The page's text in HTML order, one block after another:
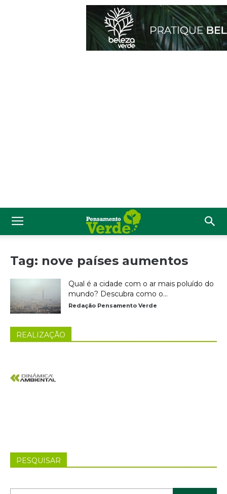
Tag: nove países aumentos
Qual é a cidade com o ar mais poluído do
mundo? Descubra como o...
Redação Pensamento Verde
REALIZAÇÃO
PESQUISAR